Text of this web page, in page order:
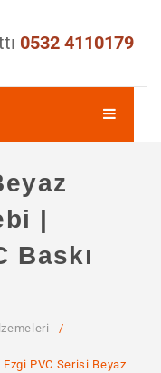
0532 4110179
|
Baskı
/
Ezgi PVC Serisi Beyaz